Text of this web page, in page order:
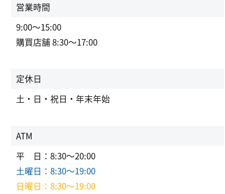
営業時間
9:00～15:00
購買店舗 8:30～17:00
定休日
土・日・祝日・年末年始
ATM
平 日：8:30～20:00
土曜日：8:30～19:00
日曜日：8:30～19:00